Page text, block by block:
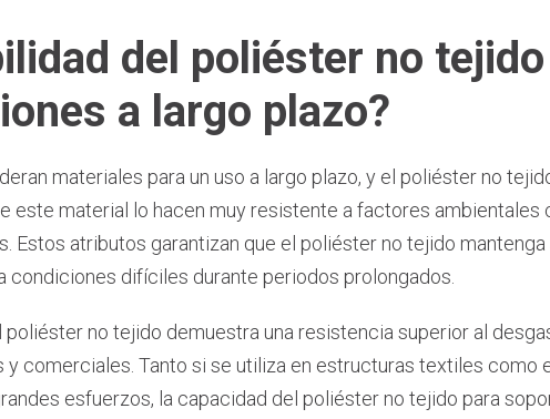
del poliéster no
a largo plazo?
materiales para un uso a largo plazo, y el poliéster no
este material lo hacen muy resistente a factores ambientales
Estos atributos garantizan que el poliéster no tejido
condiciones difíciles durante periodos prolongados.
no tejido demuestra una resistencia superior al
y comerciales. Tanto si se utiliza en estructuras textiles como
esfuerzos, la capacidad del poliéster no tejido para